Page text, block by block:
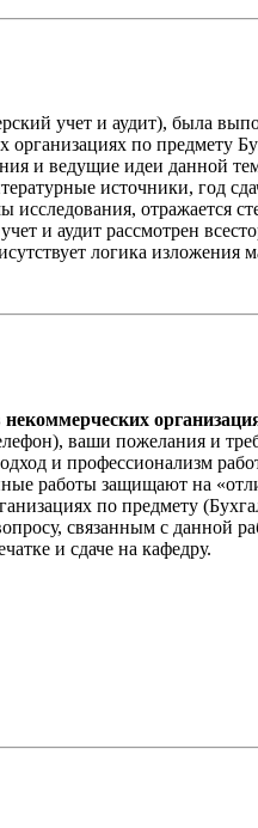
учет и аудит), была
по предмету
и ведущие идеи данной
источники, год
исследования, отражается
и аудит рассмотрен
логика изложения
ваши пожелания и
и профессионализм
работы защищают на
по предмету
связанным с данной
и сдаче на кафедру.